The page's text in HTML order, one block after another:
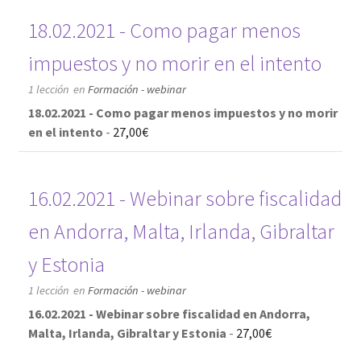
18.02.2021 - Como pagar menos
impuestos y no morir en el intento
1 lección en Formación - webinar
18.02.2021 - Como pagar menos impuestos y no morir
en el intento - 27,00€
16.02.2021 - Webinar sobre fiscalidad
en Andorra, Malta, Irlanda, Gibraltar
y Estonia
1 lección en Formación - webinar
16.02.2021 - Webinar sobre fiscalidad en Andorra,
Malta, Irlanda, Gibraltar y Estonia - 27,00€